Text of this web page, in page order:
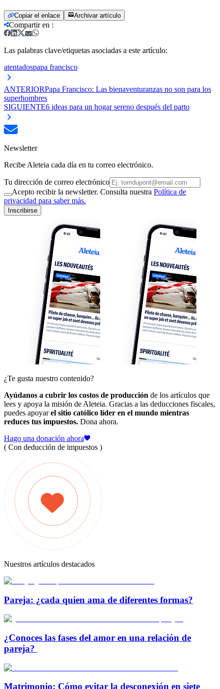
Copiar el enlace Archivar artículo
Compartir en :
Las palabras clave/etiquetas asociadas a este artículo:
atentadospapa francisco
ANTERIORPapa Francisco: Las bienaventuranzas no son para los
superhombres
SIGUIENTE6 ideas para un hogar sereno después del parto
Newsletter
Recibe Aleteia cada día en tu correo electrónico.
Tu dirección de correo electrónico
Acepto recibir la newsletter. Consulta nuestra Política de
privacidad para saber más.
Inscribirse
¿Te gusta nuestro contenido?
Ayúdanos a cubrir los costos de producción de los artículos que
lees y apoya la misión de Aleteia. Gracias a las deducciones fiscales,
puedes apoyarel sitio católico líder en el mundo mientras
reduces tus impuestos. Dona ahora.
Hago una donación ahora
( Con deducción de impuestos )
Nuestros artículos destacados
Pareja: ¿cada quien ama de diferentes formas?
¿Conoces las fases del amor en una relación de
pareja?
Matrimonio: Cómo evitar la desconexión en siete